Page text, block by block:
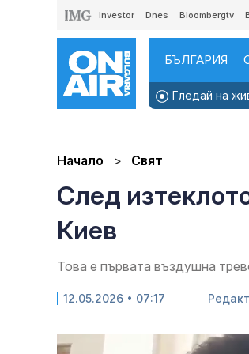
Investor Dnes Bloombergtv
БЪЛГАРИЯ
Гледай на
Начало Свят
След
Киев
Това е първата въздушна
12.05.2026 • 07:17